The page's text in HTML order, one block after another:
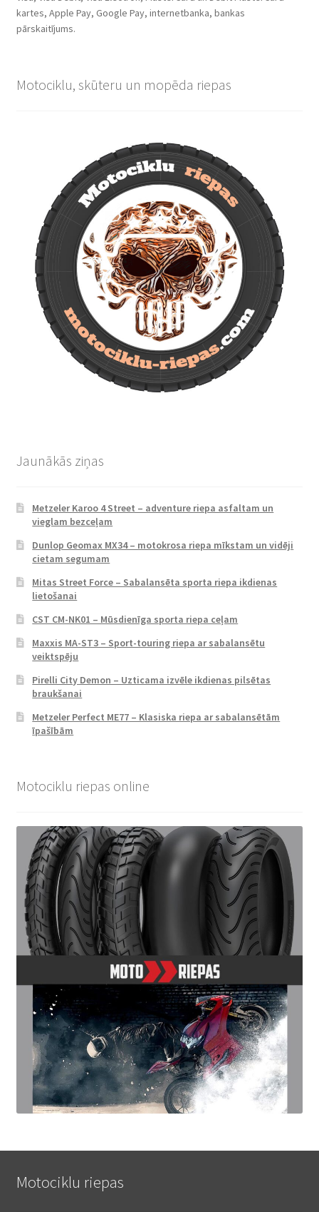
kartes, Apple Pay, Google Pay, internetbanka, bankas
pārskaitījums.
Motociklu, skūteru un mopēda riepas
Jaunākās ziņas
Metzeler Karoo 4 Street – adventure riepa asfaltam un
vieglam bezceļam
Dunlop Geomax MX34 – motokrosa riepa mīkstam un vidēji
cietam segumam
Mitas Street Force – Sabalansēta sporta riepa ikdienas
lietošanai
CST CM-NK01 – Mūsdienīga sporta riepa ceļam
Maxxis MA-ST3 – Sport-touring riepa ar sabalansētu
veiktspēju
Pirelli City Demon – Uzticama izvēle ikdienas pilsētas
braukšanai
Metzeler Perfect ME77 – Klasiska riepa ar sabalansētām
īpašībām
Motociklu riepas online
Motociklu riepas